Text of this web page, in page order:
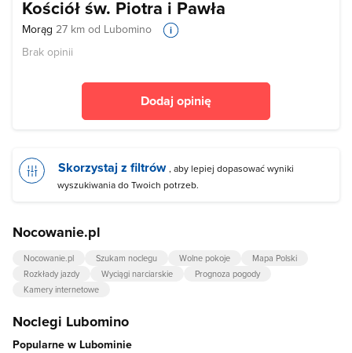
Kościół św. Piotra i Pawła
Morąg 27 km od Lubomino
Brak opinii
Dodaj opinię
Skorzystaj z filtrów , aby lepiej dopasować wyniki
wyszukiwania do Twoich potrzeb.
Nocowanie.pl
Nocowanie.pl Szukam noclegu Wolne pokoje
Mapa Polski
Rozkłady jazdy
Wyciągi narciarskie
Prognoza pogody
Kamery internetowe
Noclegi Lubomino
Popularne w Lubominie